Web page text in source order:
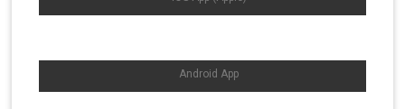
Android App